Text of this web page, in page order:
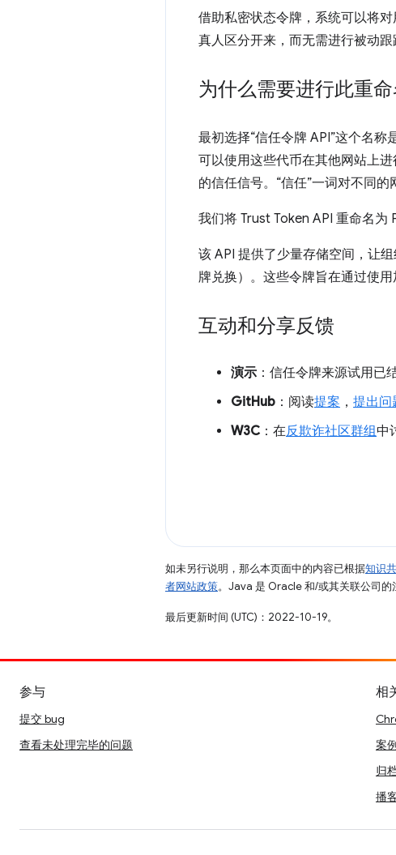
借助私密状态令牌，系统可以将
真人区分开来，而无需进行被动跟
为什么需要进行此重命
最初选择“信任令牌 API”这个名
可以使用这些代币在其他网站上
的信任信号。“信任”一词对不同
我们将 Trust Token API 重命名为
该 API 提供了少量存储空间，让
牌兑换）。这些令牌旨在通过使用
互动和分享反馈
演示 ：信任令牌来源试用已
GitHub ：阅读提案 ， 提出问
W3C ：在反欺诈社区群组中
如未另行说明，那么本页面中的内容已根据知识
者网站政策。Java 是 Oracle 和/或其关联公司的
最后更新时间 (UTC)：2022-10-19。
参与
提交 bug
查看未处理完毕的问题
相
案
归
播